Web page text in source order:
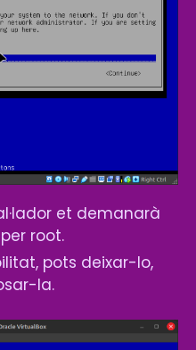
et demanarà
root.
pots deixar-lo,
la.